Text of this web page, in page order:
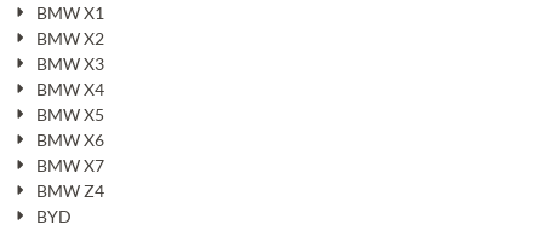
BMW X1
BMW X2
BMW X3
BMW X4
BMW X5
BMW X6
BMW X7
BMW Z4
BYD